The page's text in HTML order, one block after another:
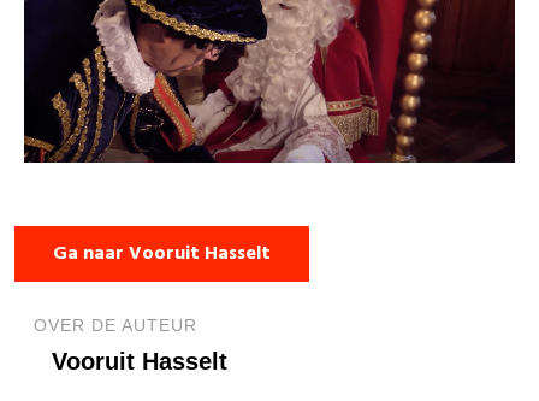
Ga naar Vooruit Hasselt
OVER DE AUTEUR
Vooruit Hasselt